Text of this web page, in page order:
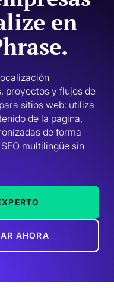
en
proyectos y flujos de
sitios web: utiliza
de la página,
de forma
multilingüe sin
AHORA